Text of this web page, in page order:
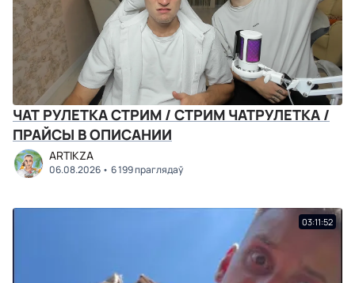
ЧАТ РУЛЕТКА СТРИМ / СТРИМ ЧАТРУЛЕТКА /
ПРАЙСЫ В ОПИСАНИИ
ARTIKZA
06.08.2026 6 199 праглядаў
03:11:52